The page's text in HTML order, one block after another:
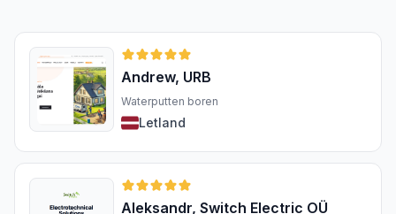
Andrew, URB
Waterputten boren
Letland
Aleksandr, Switch Electric OÜ